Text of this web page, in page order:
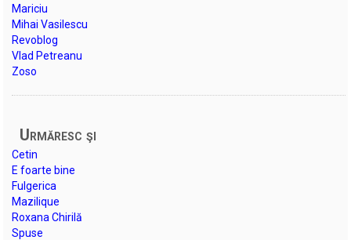
Mariciu
Mihai Vasilescu
Revoblog
Vlad Petreanu
Zoso
Urmăresc şi
Cetin
E foarte bine
Fulgerica
Mazilique
Roxana Chirilă
Spuse